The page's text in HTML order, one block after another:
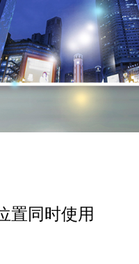
置同时使用